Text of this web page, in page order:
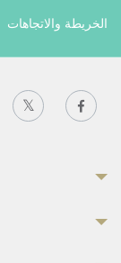
الخريطة والاتجاهات